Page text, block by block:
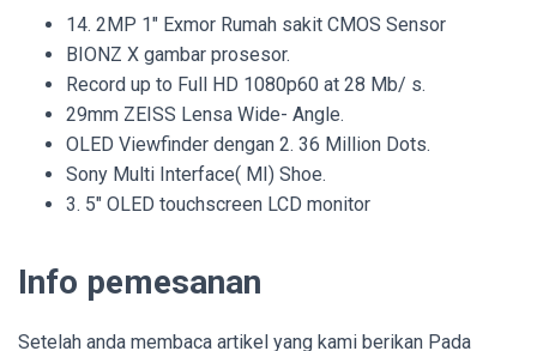
14. 2MP 1″ Exmor Rumah sakit CMOS Sensor
BIONZ X gambar prosesor.
Record up to Full HD 1080p60 at 28 Mb/ s.
29mm ZEISS Lensa Wide- Angle.
OLED Viewfinder dengan 2. 36 Million Dots.
Sony Multi Interface( MI) Shoe.
3. 5″ OLED touchscreen LCD monitor
Info pemesanan
Setelah anda membaca artikel yang kami berikan Pada